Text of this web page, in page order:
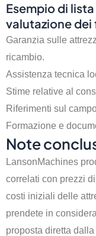
Esempio di
valutazione
Garanzia sulle
ricambio.
Assistenza tecnica
Stime relative al
Riferimenti sul
Formazione e
Note
LansonMachines
correlati con prezzi
costi iniziali delle
prendete in
proposta diretta